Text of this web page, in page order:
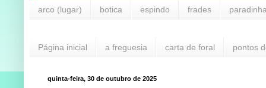
arco (lugar) botica espindo frades
Página inicial a freguesia carta de foral pontos
quinta-feira, 30 de outubro de 2025